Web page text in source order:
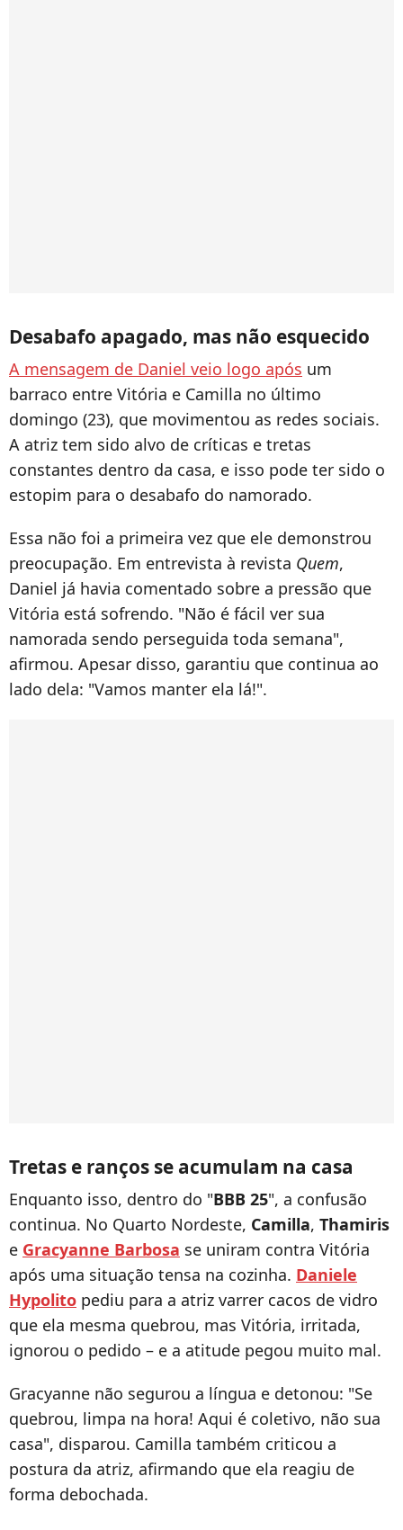
Desabafo apagado, mas não esquecido
A mensagem de Daniel veio logo após um
barraco entre Vitória e Camilla no último
domingo (23), que movimentou as redes sociais.
A atriz tem sido alvo de críticas e tretas
constantes dentro da casa, e isso pode ter sido o
estopim para o desabafo do namorado.
Essa não foi a primeira vez que ele demonstrou
preocupação. Em entrevista à revista Quem,
Daniel já havia comentado sobre a pressão que
Vitória está sofrendo. "Não é fácil ver sua
namorada sendo perseguida toda semana",
afirmou. Apesar disso, garantiu que continua ao
lado dela: "Vamos manter ela lá!".
Tretas e ranços se acumulam na casa
Enquanto isso, dentro do "BBB 25", a confusão
continua. No Quarto Nordeste, Camilla, Thamiris
e Gracyanne Barbosa se uniram contra Vitória
após uma situação tensa na cozinha. Daniele
Hypolito pediu para a atriz varrer cacos de vidro
que ela mesma quebrou, mas Vitória, irritada,
ignorou o pedido – e a atitude pegou muito mal.
Gracyanne não segurou a língua e detonou: "Se
quebrou, limpa na hora! Aqui é coletivo, não sua
casa", disparou. Camilla também criticou a
postura da atriz, afirmando que ela reagiu de
forma debochada.